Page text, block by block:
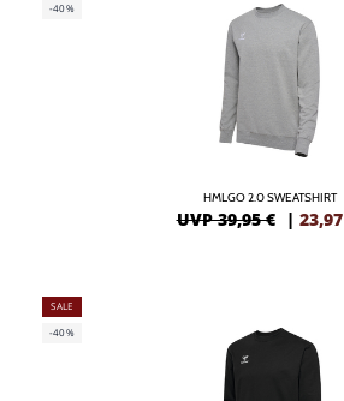
-40%
HMLGO 2.0 SWEATSHIRT
UVP 39,95 € | 23,97
SALE
-40%